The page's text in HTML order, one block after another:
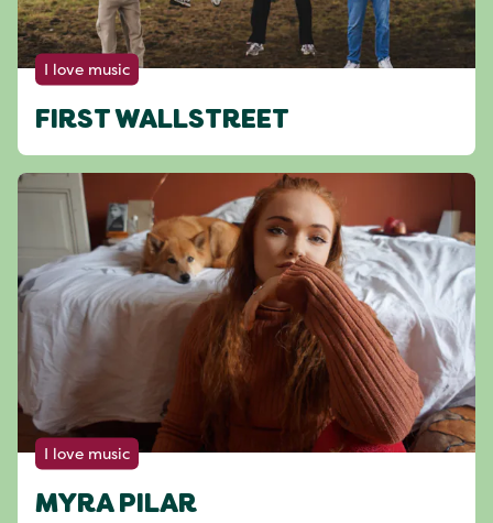
I love music
FIRST WALLSTREET
I love music
MYRA PILAR